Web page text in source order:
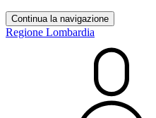
Continua la navigazione
Regione Lombardia